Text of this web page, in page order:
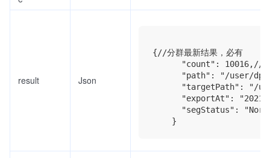
result Json
{//分群最新结果，必有
"count": 10016,//分
"path": "/user/dp/
"targetPath": "/
"exportAt": "2021-
"segStatus":